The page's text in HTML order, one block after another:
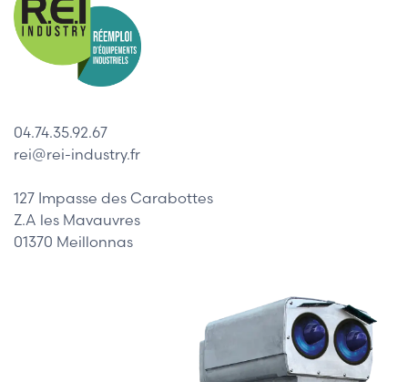
04.74.35.92.67
rei@rei-industry.fr
127 Impasse des Carabottes
Z.A les Mavauvres
01370 Meillonnas